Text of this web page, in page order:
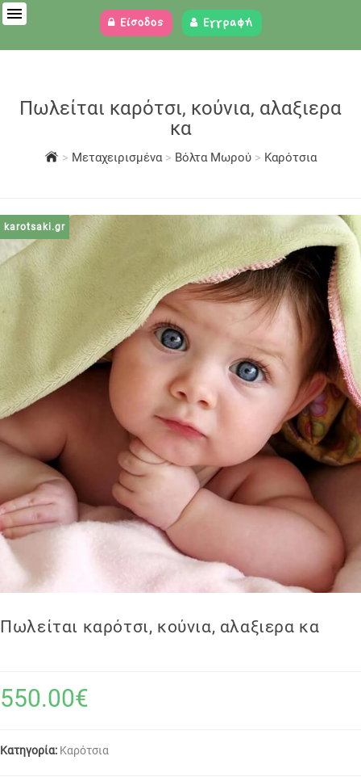
Είσοδος Εγγραφή
Πωλείται καρότσι, κούνια, αλαξιερα
κα
> Μεταχειρισμένα > Βόλτα Μωρού > Καρότσια
karotsaki.gr
Πωλείται καρότσι, κούνια, αλαξιερα κα
550.00€
Κατηγορία: Καρότσια